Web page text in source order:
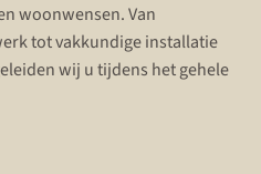
woonwensen. Van
tot vakkundige installatie
wij u tijdens het gehele